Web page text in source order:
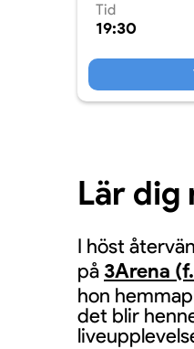
Tid
19:30
Lär dig
I höst
på 3Arena
hon
det blir